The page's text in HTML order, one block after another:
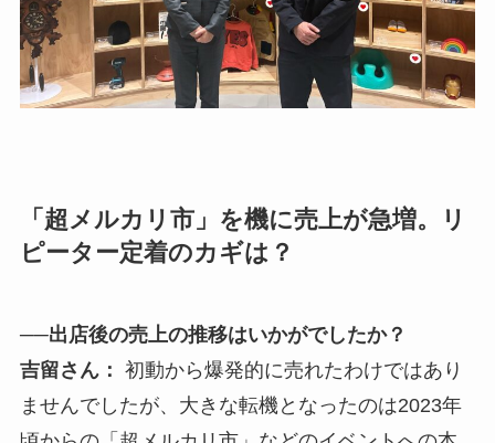
「超メルカリ市」を機に売上が急増。リ
ピーター定着のカギは？
──出店後の売上の推移はいかがでしたか？
吉留さん： 初動から爆発的に売れたわけではあり
ませんでしたが、大きな転機となったのは2023年